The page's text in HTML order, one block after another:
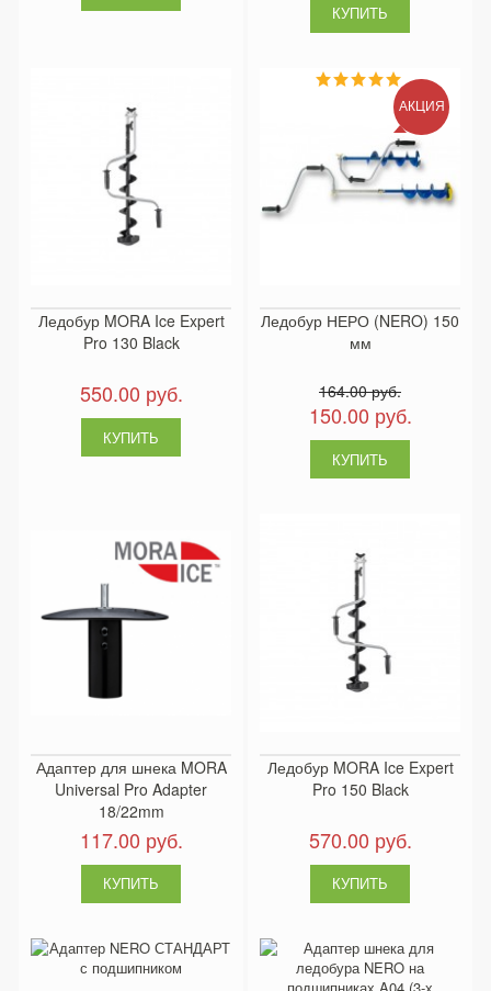
Ледобур MORA Ice Expert
Pro 130 Black
550.00 руб.
АКЦИЯ
Ледобур НЕРО (NERO) 150
мм
164.00 руб.
150.00 руб.
Адаптер для шнека MORA
Universal Pro Adapter
18/22mm
117.00 руб.
Ледобур MORA Ice Expert
Pro 150 Black
570.00 руб.